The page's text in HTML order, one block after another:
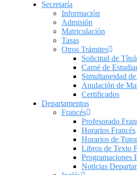
Secretaría
Información
Admisión
Matriculación
Tasas
Otros Trámites
Solicitud de
Carné de
Simultaneidad
Anulación de
Certificados
Departamentos
Francés
Profesorado
Horarios Francés
Horarios de
Libros de Texto
Programaciones
Noticias